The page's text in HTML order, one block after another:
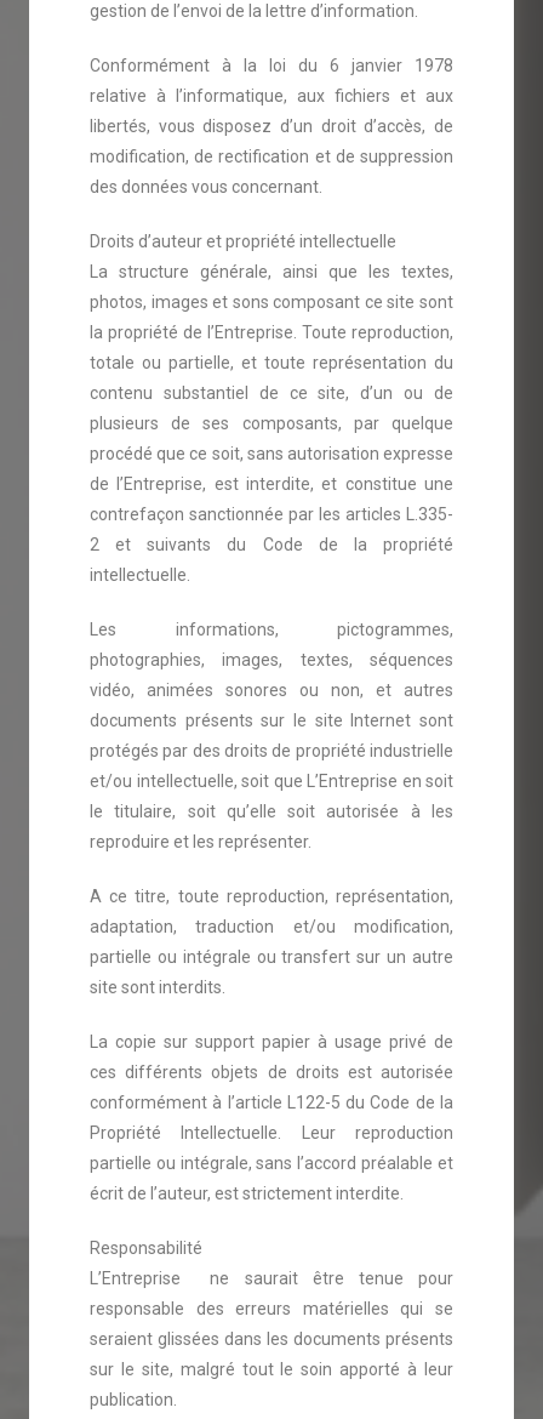
gestion de l’envoi de la lettre d’information.
Conformément à la loi du 6 janvier 1978
relative à l’informatique, aux fichiers et aux
libertés, vous disposez d’un droit d’accès, de
modification, de rectification et de suppression
des données vous concernant.
Droits d’auteur et propriété intellectuelle
La structure générale, ainsi que les textes,
photos, images et sons composant ce site sont
la propriété de l’Entreprise. Toute reproduction,
totale ou partielle, et toute représentation du
contenu substantiel de ce site, d’un ou de
plusieurs de ses composants, par quelque
procédé que ce soit, sans autorisation expresse
de l’Entreprise, est interdite, et constitue une
contrefaçon sanctionnée par les articles L.335-
2 et suivants du Code de la propriété
intellectuelle.
Les informations, pictogrammes,
photographies, images, textes, séquences
vidéo, animées sonores ou non, et autres
documents présents sur le site Internet sont
protégés par des droits de propriété industrielle
et/ou intellectuelle, soit que L’Entreprise en soit
le titulaire, soit qu’elle soit autorisée à les
reproduire et les représenter.
A ce titre, toute reproduction, représentation,
adaptation, traduction et/ou modification,
partielle ou intégrale ou transfert sur un autre
site sont interdits.
La copie sur support papier à usage privé de
ces différents objets de droits est autorisée
conformément à l’article L122-5 du Code de la
Propriété Intellectuelle. Leur reproduction
partielle ou intégrale, sans l’accord préalable et
écrit de l’auteur, est strictement interdite.
Responsabilité
L’Entreprise ne saurait être tenue pour
responsable des erreurs matérielles qui se
seraient glissées dans les documents présents
sur le site, malgré tout le soin apporté à leur
publication.